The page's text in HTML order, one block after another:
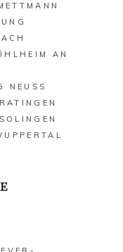
AN
NEUSS